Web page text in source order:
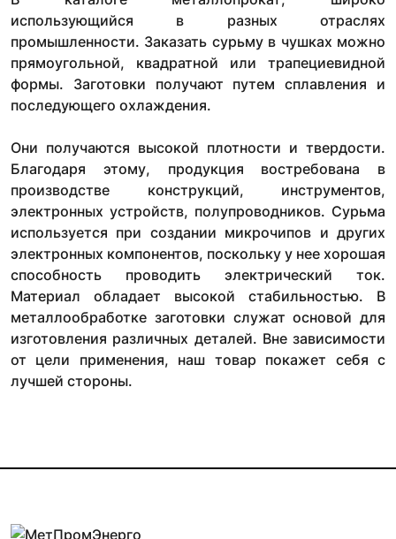
использующийся в разных отраслях
промышленности. Заказать сурьму в чушках можно
прямоугольной, квадратной или трапециевидной
формы. Заготовки получают путем сплавления и
последующего охлаждения.
Они получаются высокой плотности и твердости.
Благодаря этому, продукция востребована в
производстве конструкций, инструментов,
электронных устройств, полупроводников. Сурьма
используется при создании микрочипов и других
электронных компонентов, поскольку у нее хорошая
способность проводить электрический ток.
Материал обладает высокой стабильностью. В
металлообработке заготовки служат основой для
изготовления различных деталей. Вне зависимости
от цели применения, наш товар покажет себя с
лучшей стороны.